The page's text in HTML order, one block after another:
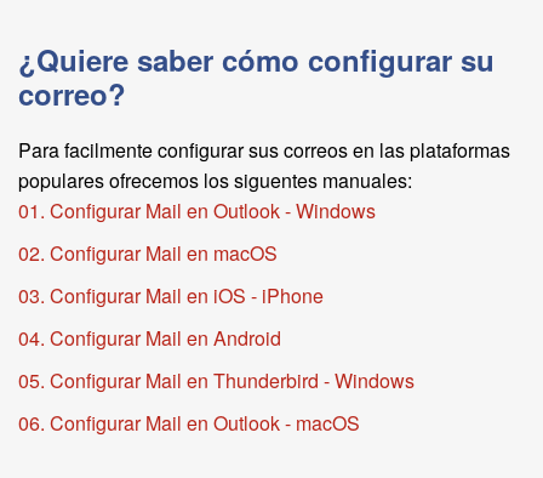
¿Quiere saber cómo configurar su
correo?
Para facilmente configurar sus correos en las plataformas
populares ofrecemos los siguentes manuales:
01. Configurar Mail en Outlook - Windows
02. Configurar Mail en macOS
03. Configurar Mail en iOS - iPhone
04. Configurar Mail en Android
05. Configurar Mail en Thunderbird - Windows
06. Configurar Mail en Outlook - macOS